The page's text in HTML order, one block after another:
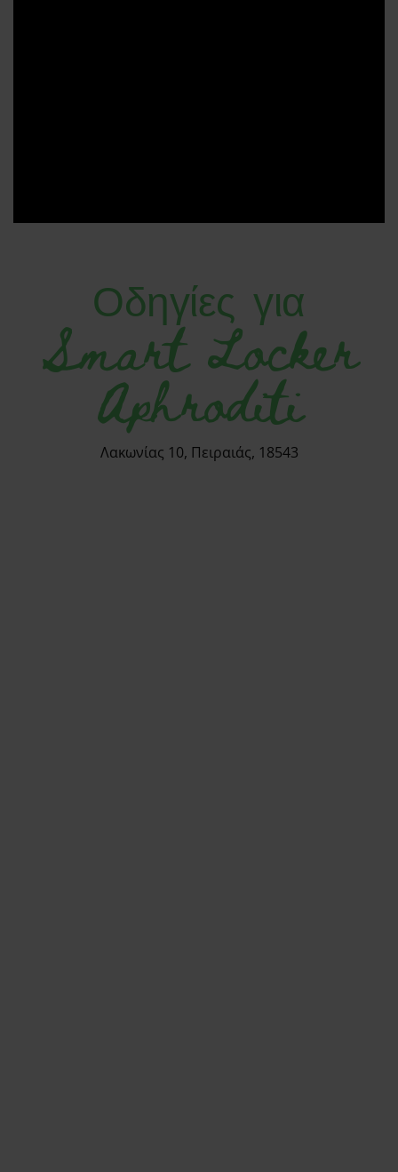
Οδηγίες για
Smart Locker
Aphroditi
Λακωνίας 10, Πειραιάς, 18543